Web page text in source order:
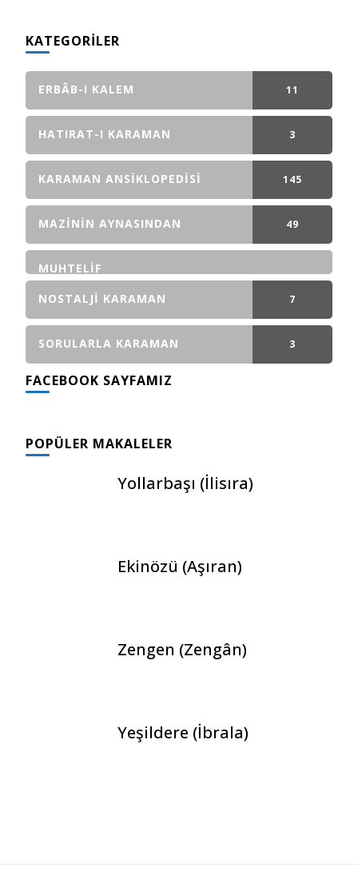
KATEGORILER
ERBÂB-I KALEM 11
GÖNDERI(LER)
HATIRAT-I KARAMAN 3
GÖNDERI(LER)
KARAMAN ANSIKLOPEDISI 145
GÖNDERI(LER)
MAZININ AYNASINDAN 49
MUHTELIF
NOSTALJI KARAMAN
7
GÖNDERI(LER)
SORULARLA KARAMAN 3
FACEBOOK SAYFAMIZ
POPÜLER MAKALELER
Yollarbaşı (İlisıra)
Ekinözü (Aşıran)
Zengen (Zengân)
Yeşildere (İbrala)